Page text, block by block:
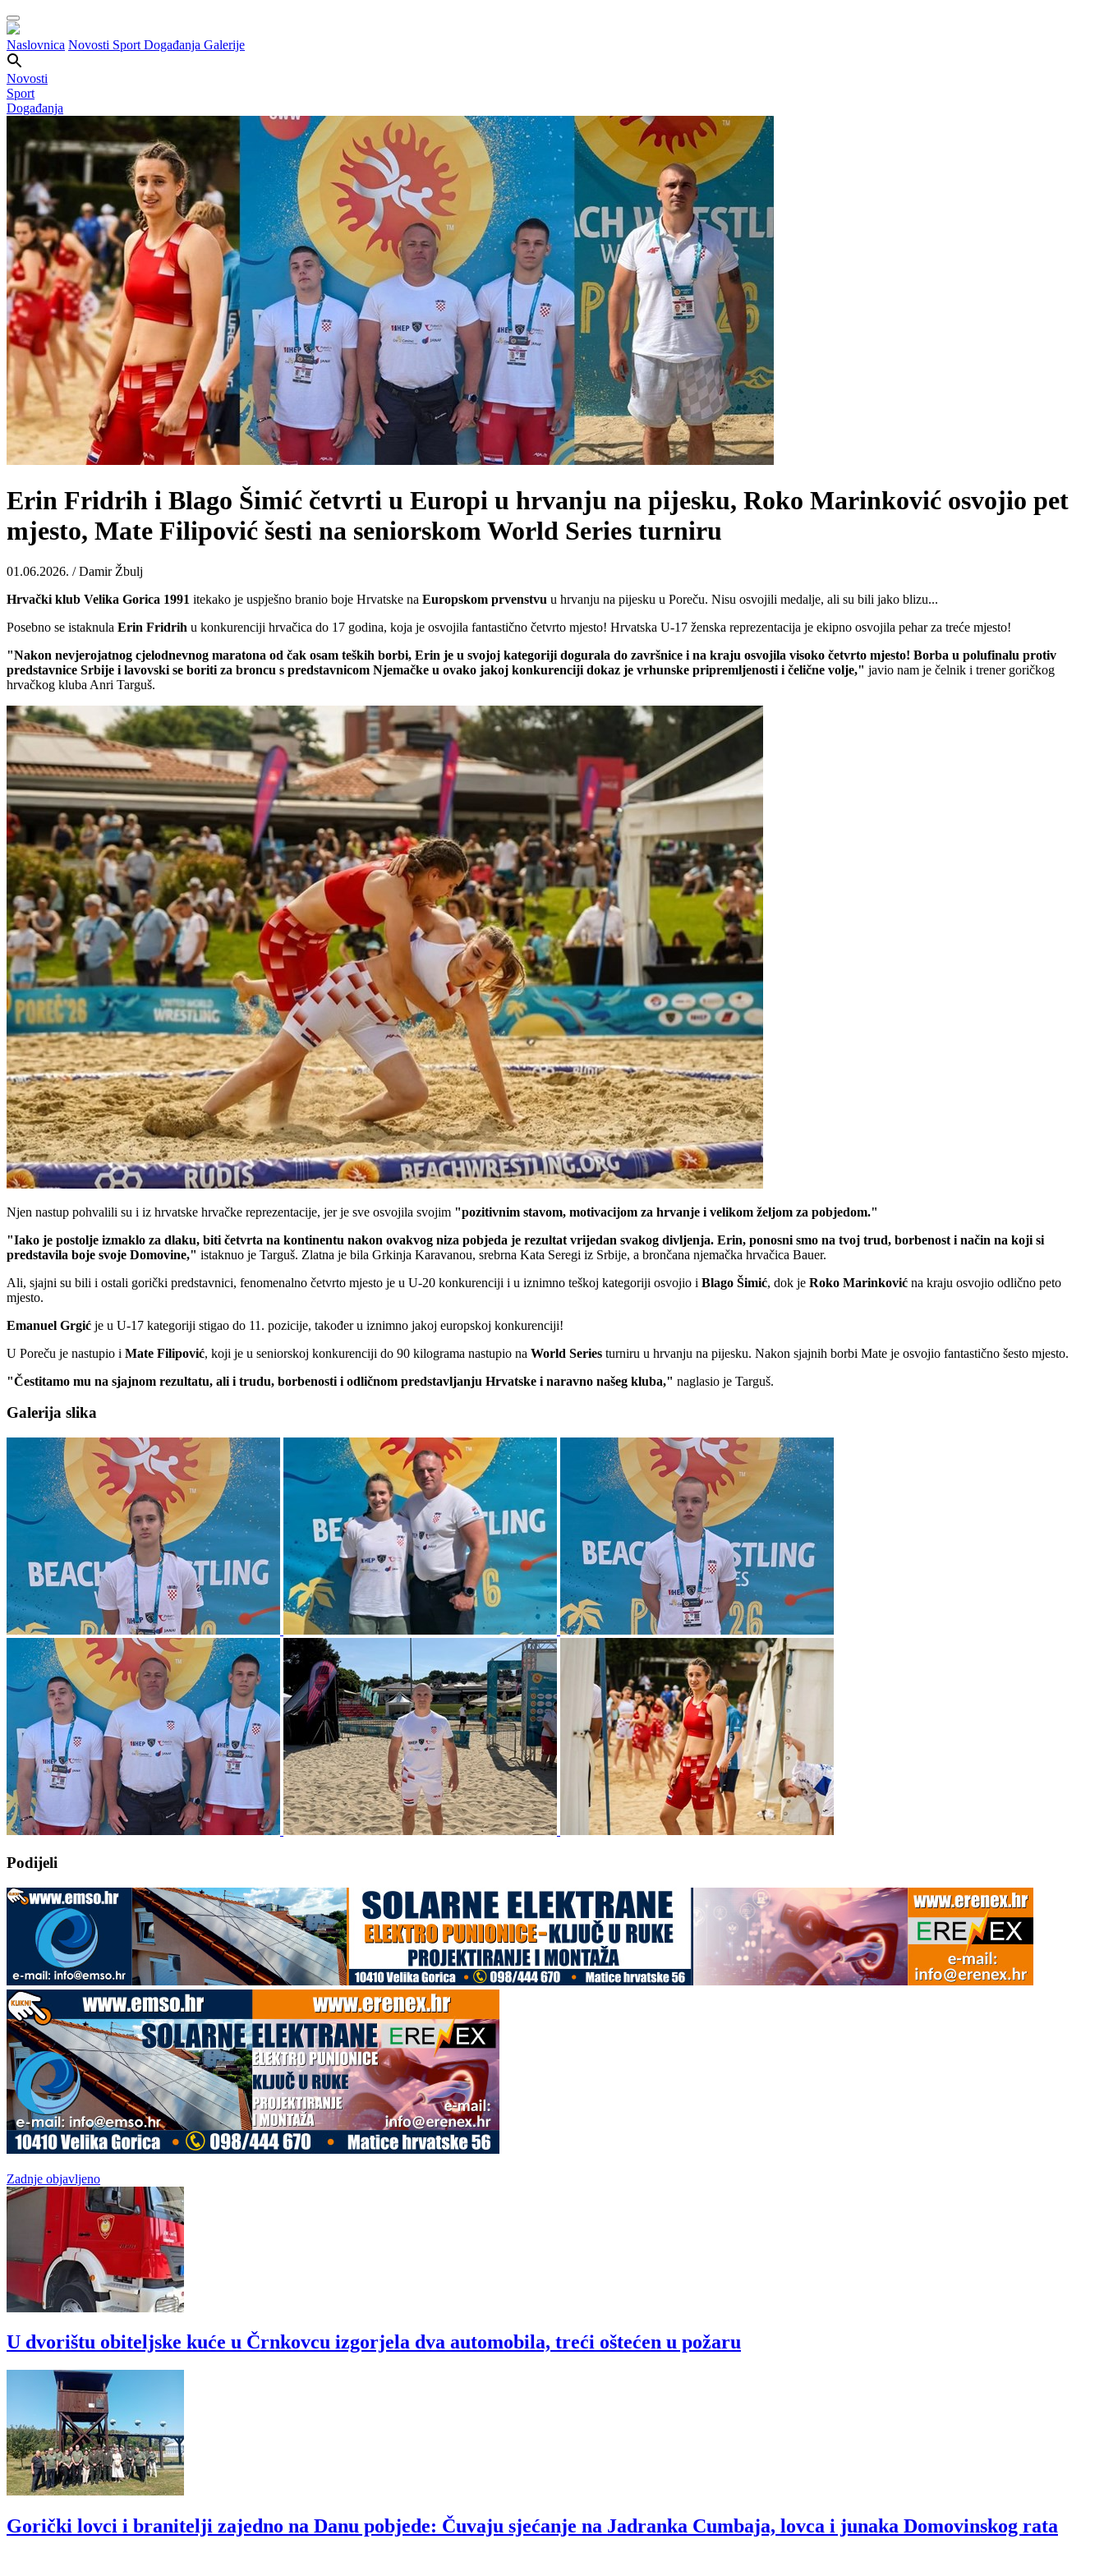
Naslovnica Novosti Sport Događanja Galerije
Novosti
Sport
Događanja
Erin Fridrih i Blago Šimić četvrti u Europi u hrvanju na pijesku, Roko Marinković osvojio pet
mjesto, Mate Filipović šesti na seniorskom World Series turniru
01.06.2026. / Damir Žbulj
Hrvački klub Velika Gorica 1991 itekako je uspješno branio boje Hrvatske na Europskom prvenstvu u hrvanju na pijesku u Poreču. Nisu osvojili medalje, ali su bili jako blizu...
Posebno se istaknula Erin Fridrih u konkurenciji hrvačica do 17 godina, koja je osvojila fantastično četvrto mjesto! Hrvatska U-17 ženska reprezentacija je ekipno osvojila pehar za treće mjesto!
"Nakon nevjerojatnog cjelodnevnog maratona od čak osam teških borbi, Erin je u svojoj kategoriji dogurala do završnice i na kraju osvojila visoko četvrto mjesto! Borba u polufinalu protiv
predstavnice Srbije i lavovski se boriti za broncu s predstavnicom Njemačke u ovako jakoj konkurenciji dokaz je vrhunske pripremljenosti i čelične volje," javio nam je čelnik i trener goričkog
hrvačkog kluba Anri Targuš.
Njen nastup pohvalili su i iz hrvatske hrvačke reprezentacije, jer je sve osvojila svojim "pozitivnim stavom, motivacijom za hrvanje i velikom željom za pobjedom."
"Iako je postolje izmaklo za dlaku, biti četvrta na kontinentu nakon ovakvog niza pobjeda je rezultat vrijedan svakog divljenja. Erin, ponosni smo na tvoj trud, borbenost i način na koji si
predstavila boje svoje Domovine," istaknuo je Targuš. Zlatna je bila Grkinja Karavanou, srebrna Kata Seregi iz Srbije, a brončana njemačka hrvačica Bauer.
Ali, sjajni su bili i ostali gorički predstavnici, fenomenalno četvrto mjesto je u U-20 konkurenciji i u iznimno teškoj kategoriji osvojio i Blago Šimić, dok je Roko Marinković na kraju osvojio odlično peto
mjesto.
Emanuel Grgić je u U-17 kategoriji stigao do 11. pozicije, također u iznimno jakoj europskoj konkurenciji!
U Poreču je nastupio i Mate Filipović, koji je u seniorskoj konkurenciji do 90 kilograma nastupio na World Series turniru u hrvanju na pijesku. Nakon sjajnih borbi Mate je osvojio fantastično šesto mjesto.
"Čestitamo mu na sjajnom rezultatu, ali i trudu, borbenosti i odličnom predstavljanju Hrvatske i naravno našeg kluba," naglasio je Targuš.
Galerija slika
Podijeli
Zadnje objavljeno
U dvorištu obiteljske kuće u Črnkovcu izgorjela dva automobila, treći oštećen u požaru
Gorički lovci i branitelji zajedno na Danu pobjede: Čuvaju sjećanje na Jadranka Cumbaja, lovca i junaka Domovinskog rata